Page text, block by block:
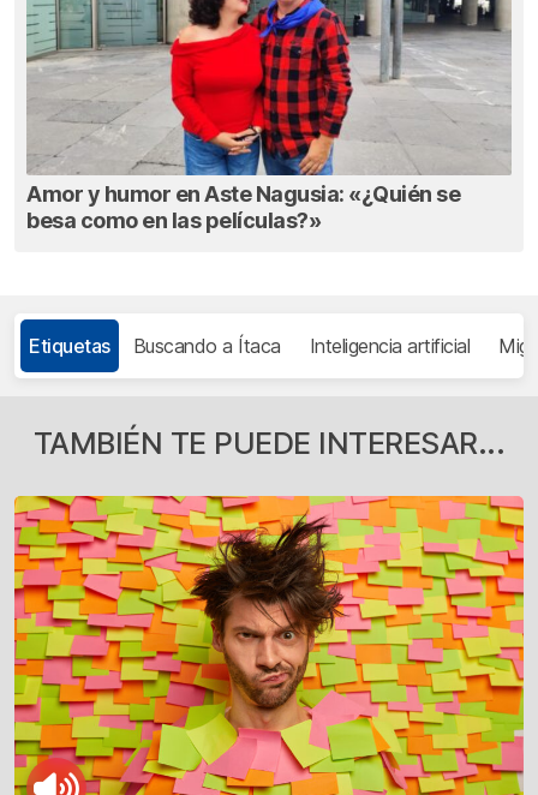
Amor y humor en Aste Nagusia: «¿Quién se
besa como en las películas?»
Etiquetas Buscando a Ítaca Inteligencia artificial
TAMBIÉN TE PUEDE INTERESAR...